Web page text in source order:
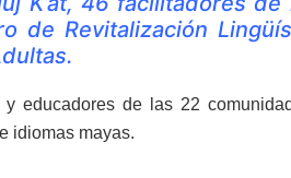
de Revitalización
educadores de las 22
idiomas mayas.